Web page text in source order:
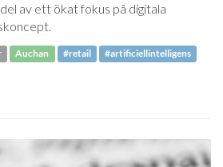
av ett ökat fokus på digitala
Auchan #retail #artificiellintelligens